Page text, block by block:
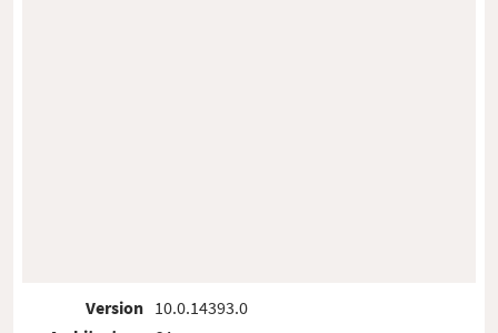
Version 10.0.14393.0